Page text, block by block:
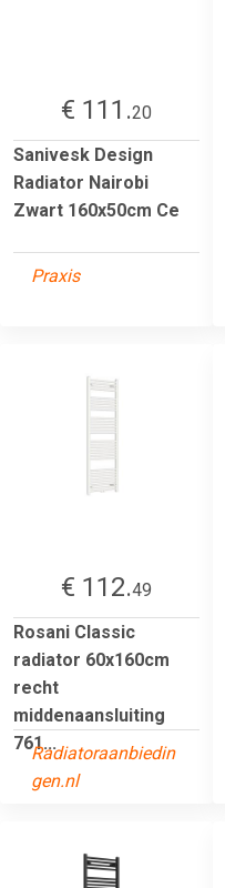
€ 111.20
Sanivesk Design
Radiator Nairobi
Zwart 160x50cm Ce
Praxis
€ 112.49
Rosani Classic
radiator 60x160cm
recht
middenaansluiting
761...
Radiatoraanbiedin
gen.nl